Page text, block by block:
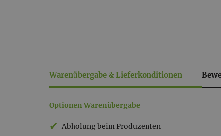
Warenübergabe & Lieferkonditionen
Warenübergabe
&
Optionen Warenübergabe
Abholung beim Produzenten